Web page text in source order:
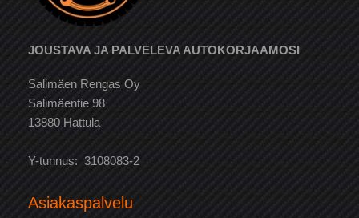
JOUSTAVA JA PALVELEVA AUTOKORJAAMOSI
Salimäen Rengas Oy
Salimäentie 98
13880 Hattula
Y-tunnus: 3108083-2
Asiakaspalvelu